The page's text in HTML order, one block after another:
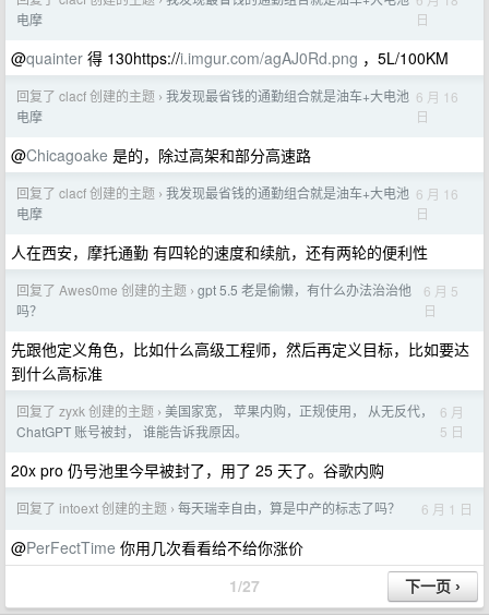
电摩
日
@quainter 得 130https://i.imgur.com/agAJ0Rd.png ，5L/100KM
回复了 clacf 创建的主题 › 我发现最省钱的通勤组合就是油车+大电池
电摩
6 月 16
日
@Chicagoake 是的，除过高架和部分高速路
回复了 clacf 创建的主题 › 我发现最省钱的通勤组合就是油车+大电池
电摩
6 月 16
日
人在西安，摩托通勤 有四轮的速度和续航，还有两轮的便利性
回复了 Awes0me 创建的主题 › gpt 5.5 老是偷懒，有什么办法治治他
吗？
6 月 5
日
先跟他定义角色，比如什么高级工程师，然后再定义目标，比如要达
到什么高标准
回复了 zyxk 创建的主题 › 美国家宽， 苹果内购，正规使用， 从无反代，
ChatGPT 账号被封， 谁能告诉我原因。
6 月
5 日
20x pro 仍号池里今早被封了，用了 25 天了。谷歌内购
回复了 intoext 创建的主题 › 每天瑞幸自由，算是中产的标志了吗？ 6 月 1 日
@PerFectTime 你用几次看看给不给你涨价
1/27